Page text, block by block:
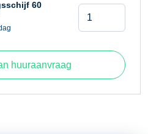
60
aantal
huuraanvraag